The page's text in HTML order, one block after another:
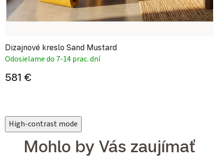
Dizajnové kreslo Sand Mustard
Odosielame do 7-14 prac. dní
581 €
High-contrast mode
Mohlo by Vás zaujímať